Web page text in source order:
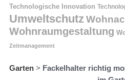
Technologische Innovation
Umweltschutz
Wohnraumgestaltung
Zeitmanagement
Garten > Fackelhalter richtig